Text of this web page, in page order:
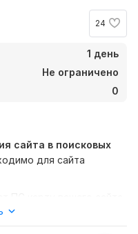
24
1 день
Не ограничено
0
сайта в поисковых
для сайта
есть. чем более
8 месяцев назад